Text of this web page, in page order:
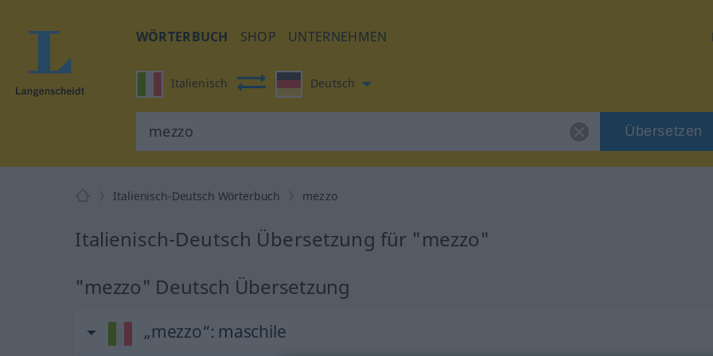
WÖRTERBUCH SHOP UNTERNEHMEN
Italienisch Deutsch
Übersetzen
Italienisch-Deutsch Wörterbuch mezzo
Italienisch-Deutsch Übersetzung für "mezzo"
"mezzo" Deutsch Übersetzung
„mezzo“: maschile